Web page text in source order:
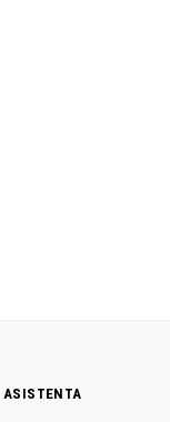
ASISTENTA